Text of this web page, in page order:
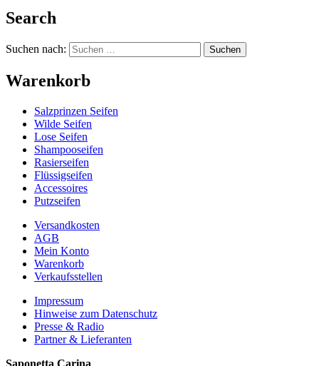
Search
Suchen nach:
Warenkorb
Salzprinzen Seifen
Wilde Seifen
Lose Seifen
Shampooseifen
Rasierseifen
Flüssigseifen
Accessoires
Putzseifen
Versand­kosten
AGB
Mein Konto
Warenkorb
Verkaufsstellen
Impressum
Hinweise zum Datenschutz
Presse & Radio
Partner & Lieferanten
Saponetta Carina